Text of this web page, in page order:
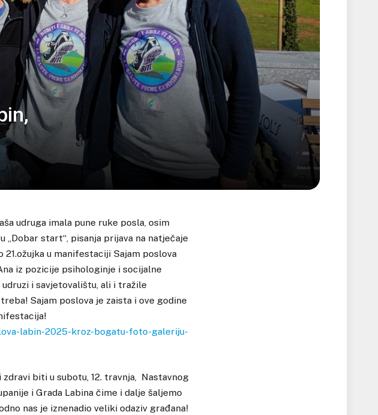
udruga imala pune ruke posla, osim
start“, pisanja prijava na natječaje
u manifestaciji Sajam poslova
iz pozicije psihologinje i socijalne
i savjetovalištu, ali i tražile
Sajam poslova je zaista i ove godine
labin-2025-kroz-bogatu-foto-galeriju-
biti u subotu, 12. travnja, Nastavnog
i Grada Labina čime i dalje šaljemo
nas je iznenadio veliki odaziv građana!